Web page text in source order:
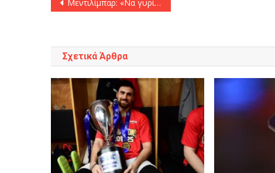
Μεντιλίμπαρ: «Να γυρίσουμε άμεσα το τσιπ»
Σχετικά Άρθρα